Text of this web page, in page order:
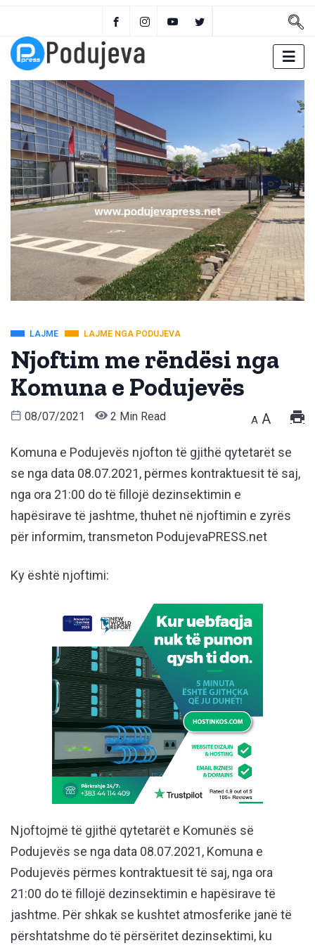
LAJME LAJME NGA PODUJEVA
Njoftim me rëndësi nga
Komuna e Podujevës
08/07/2021 2 Min Read A A
Komuna e Podujevës njofton të gjithë qytetarët se
se nga data 08.07.2021, përmes kontraktuesit të saj,
nga ora 21:00 do të fillojë dezinsektimin e
hapësirave të jashtme, thuhet në njoftimin e zyrës
për informim, transmeton PodujevaPRESS.net
Ky është njoftimi:
Njoftojmë të gjithë qytetarët e Komunës së
Podujevës se nga data 08.07.2021, Komuna e
Podujevës përmes kontraktuesit të saj, nga ora
21:00 do të fillojë dezinsektimin e hapësirave të
jashtme. Për shkak se kushtet atmosferike janë të
përshtatshme do të përsëritet dezinsektimi, ku